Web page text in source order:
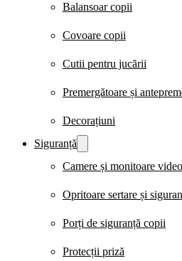
Balansoar copii
Covoare copii
Cutii pentru jucării
Premergătoare și
Decorațiuni
Siguranță
Camere și monitoare video
Opritoare sertare și
Porți de siguranță copii
Protecții priză